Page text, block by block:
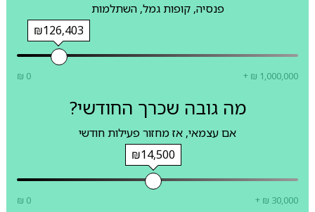
פנסיה, קופות גמל, השתלמות
₪126,403
₪ 0 + ₪ 1,000,000
מה גובה שכרך החודשי?
אם עצמאי, אז מחזור פעילות חודשי
₪14,500
₪ 0 + ₪ 30,000